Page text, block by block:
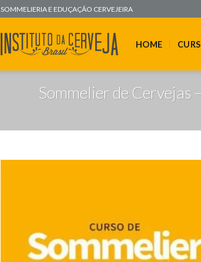
SOMMELIERIA E EDUÇAÇÃO CERVEJEIRA
HOME
Sommelier de Cervejas